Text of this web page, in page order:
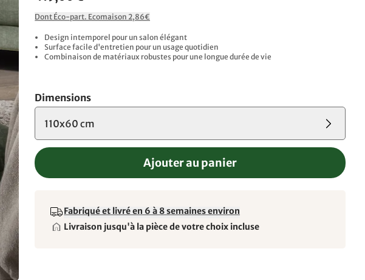
Dont Éco-part. Ecomaison 2,86€
Design intemporel pour un salon élégant
Surface facile d'entretien pour un usage quotidien
Combinaison de matériaux robustes pour une longue durée de vie
Dimensions
110x60 cm
Ajouter au panier
Fabriqué et livré en 6 à 8 semaines environ
Livraison jusqu'à la pièce de votre choix incluse